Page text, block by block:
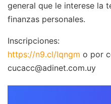
general que le interese la
finanzas personales.
Inscripciones:
https://n9.cl/lqngm o por
cucacc@adinet.com.uy